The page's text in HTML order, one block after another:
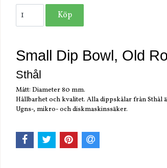
Small Dip Bowl, Old
Sthål
Mått: Diameter 80 mm.
Hållbarhet och kvalitet. Alla dippskålar från Sthål
Ugns-, mikro- och diskmaskinssäker.